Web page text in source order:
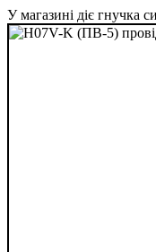
У магазині діє гнучка